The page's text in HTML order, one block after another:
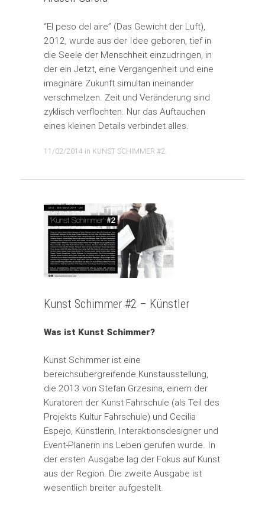
“El peso del aire” (Das Gewicht der Luft),
2012, wurde aus der Idee geboren, tief in
die Seele der Menschheit einzudringen, in
der ein Jetzt, eine Vergangenheit und eine
imaginäre Zukunft simultan ineinander
verschmelzen. Zeit und Veränderung sind
zyklisch verflochten. Nur das Auftauchen
eines kleinen Details verbindet alles.
11/02/2014 in KUNST SCHIMMER #2
Kunst Schimmer #2 – Künstler
Was ist Kunst Schimmer?
Kunst Schimmer ist eine
bereichsübergreifende Kunstausstellung,
die 2013 von Stefan Grzesina, einem der
Kuratoren der Kunst Fahrschule (als Teil des
Projekts Kultur Fahrschule) und Cecilia
Espejo, Künstlerin, Interaktionsdesigner und
Event-Planerin ins Leben gerufen wurde. In
der ersten Ausgabe lag der Fokus auf Kunst
aus der Region. Die zweite Ausgabe ist
wesentlich breiter aufgestellt.